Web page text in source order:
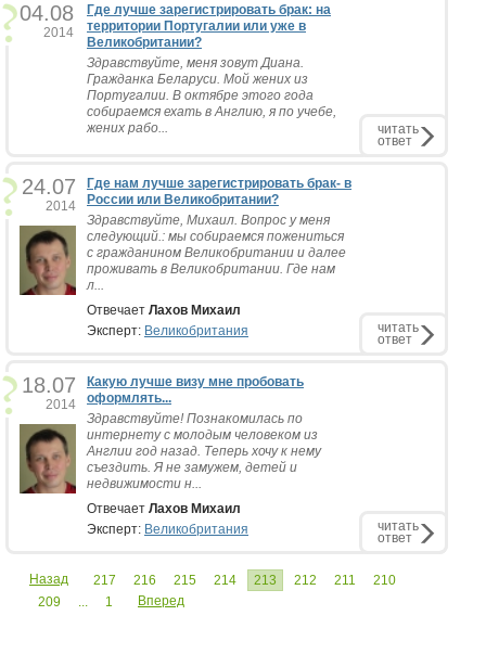
04.08
2014
Где лучше зарегистрировать брак: на
территории Португалии или уже в
Великобритании?
Здравствуйте, меня зовут Диана.
Гражданка Беларуси. Мой жених из
Португалии. В октябре этого года
собираемся ехать в Англию, я по учебе,
жених рабо...
читать
ответ
24.07
2014
Где нам лучше зарегистрировать брак- в
России или Великобритании?
Здравствуйте, Михаил. Вопрос у меня
следующий.: мы собираемся пожениться
с гражданином Великобритании и далее
проживать в Великобритании. Где нам
л...
Отвечает Лахов Михаил
Эксперт: Великобритания читать
ответ
18.07
2014
Какую лучше визу мне пробовать
оформлять...
Здравствуйте! Познакомилась по
интернету с молодым человеком из
Англии год назад. Теперь хочу к нему
съездить. Я не замужем, детей и
недвижимости н...
Отвечает Лахов Михаил
Эксперт: Великобритания читать
ответ
Назад 217 216 215 214 213 212 211
210
209
... 1 Вперед